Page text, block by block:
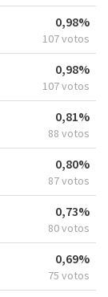
0,98%
107 votos
0,98%
107 votos
0,81%
88 votos
0,80%
87 votos
0,73%
80 votos
0,69%
75 votos